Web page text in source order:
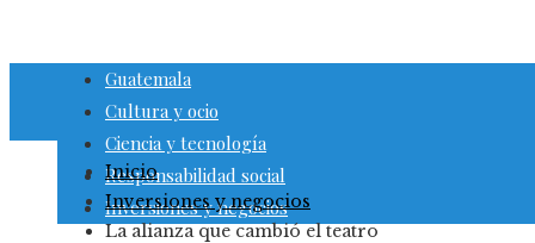
Guatemala
Cultura y ocio
Ciencia y tecnología
Responsabilidad social
Inversiones y negocios
Inicio
Inversiones y negocios
La alianza que cambió el teatro